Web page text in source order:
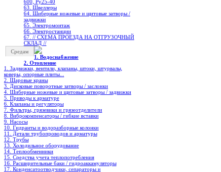
600, Ру25-40
63. Швеллеры
64. Шиберные ножевые и щитовые затворы /
задвижки
65. Электромонтаж
66. Электростанции
67. // СХЕМА ПРОЕЗДА НА ОТГРУЗОЧНЫЙ
СКЛАД //
Средам
1. Водоснабжение
2. Отопление
1. Задвижки, вентили, клапаны, штоки, штурвалы,
коверы, опорные плиты...
2. Шаровые краны
3. Дисковые поворотные затворы / заслонки
4. Шиберные ножевые и щитовые затворы / задвижки
5. Приводы к арматуре
6. Клапаны и регуляторы
7. Фильтры, грязевики и грязеотделители
8. Виброкомпенсаторы / гибкие вставки
9. Насосы
10. Гидранты и водоразборные колонки
11. Детали трубопроводов и арматуры
12. Трубы
13. Холодильное oборудование
14. Теплообменники
15. Средства учета теплопотребления
16. Расширительные баки / гидроаккамуляторы
17. Конденсатоотводчики, сепараторы и